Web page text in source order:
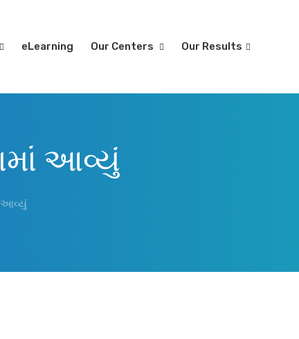
eLearning Our Centers Our Results
આવ્યું
આવ્યું